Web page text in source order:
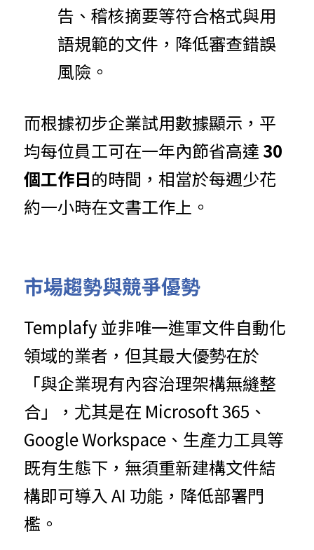
告、稽核摘要等符合格式與用
語規範的文件，降低審查錯誤
風險。
而根據初步企業試用數據顯示，平
均每位員工可在一年內節省高達 30
個工作日的時間，相當於每週少花
約一小時在文書工作上。
市場趨勢與競爭優勢
Templafy 並非唯一進軍文件自動化
領域的業者，但其最大優勢在於
「與企業現有內容治理架構無縫整
合」，尤其是在 Microsoft 365、
Google Workspace、生產力工具等
既有生態下，無須重新建構文件結
構即可導入 AI 功能，降低部署門
檻。